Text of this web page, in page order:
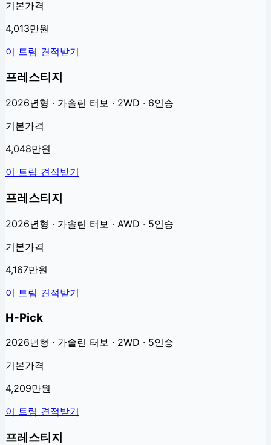
기본가격
4,013만원
이 트림 견적받기
프레스티지
2026년형 · 가솔린 터보 · 2WD · 6인승
기본가격
4,048만원
이 트림 견적받기
프레스티지
2026년형 · 가솔린 터보 · AWD · 5인승
기본가격
4,167만원
이 트림 견적받기
H-Pick
2026년형 · 가솔린 터보 · 2WD · 5인승
기본가격
4,209만원
이 트림 견적받기
프레스티지